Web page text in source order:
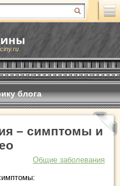
блога
– симптомы и
Общие заболевания